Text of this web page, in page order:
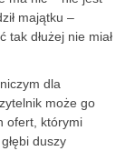
majątku –
dłużej nie miał
dla
może go
ofert, którymi
duszy